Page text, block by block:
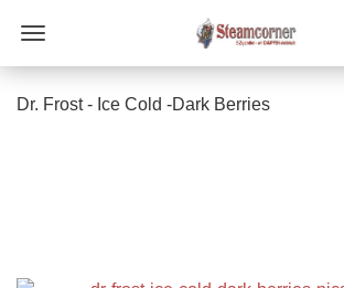
Dr. Frost - Ice Cold -Dark Berries